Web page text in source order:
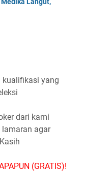
kualifikasi yang
dari kami
lamaran agar
(GRATIS)!